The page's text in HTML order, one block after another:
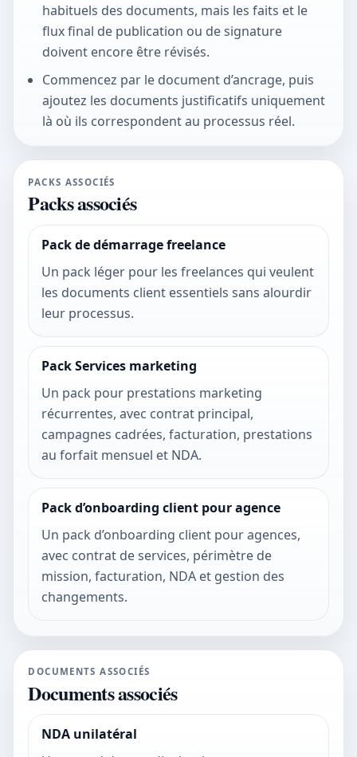
habituels des documents, mais les faits et le
flux final de publication ou de signature
doivent encore être révisés.
Commencez par le document d’ancrage, puis
ajoutez les documents justificatifs uniquement
là où ils correspondent au processus réel.
PACKS ASSOCIÉS
Packs associés
Pack de démarrage freelance
Un pack léger pour les freelances qui veulent
les documents client essentiels sans alourdir
leur processus.
Pack Services marketing
Un pack pour prestations marketing
récurrentes, avec contrat principal,
campagnes cadrées, facturation, prestations
au forfait mensuel et NDA.
Pack d’onboarding client pour agence
Un pack d’onboarding client pour agences,
avec contrat de services, périmètre de
mission, facturation, NDA et gestion des
changements.
DOCUMENTS ASSOCIÉS
Documents associés
NDA unilatéral